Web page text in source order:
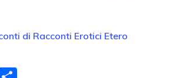
di Racconti Erotici Etero